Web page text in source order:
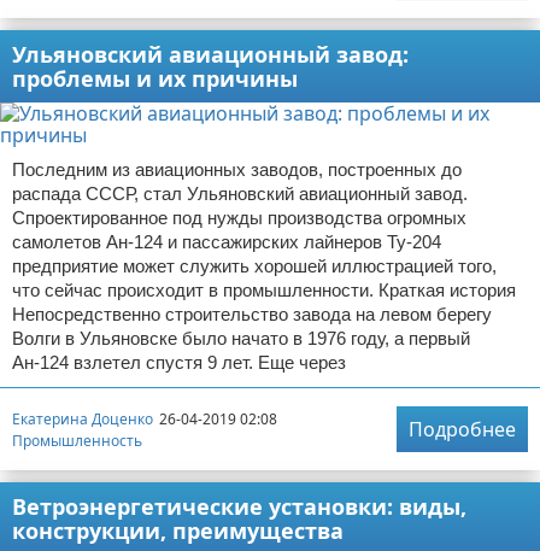
Ульяновский авиационный завод:
проблемы и их причины
Последним из авиационных заводов, построенных до
распада СССР, стал Ульяновский авиационный завод.
Спроектированное под нужды производства огромных
самолетов Ан-124 и пассажирских лайнеров Ту-204
предприятие может служить хорошей иллюстрацией того,
что сейчас происходит в промышленности. Краткая история
Непосредственно строительство завода на левом берегу
Волги в Ульяновске было начато в 1976 году, а первый
Ан-124 взлетел спустя 9 лет. Еще через
Екатерина Доценко 26-04-2019 02:08
Промышленность
Подробнее
Ветроэнергетические установки: виды,
конструкции, преимущества